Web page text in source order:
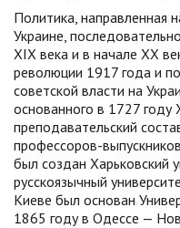
Политика, направленная
Украине,
XIX века и в начале XX
революции 1917 года и
советской власти на
основанного в 1727 году
преподавательский
профессоров-
был создан Харьковский
русскоязычный
Киеве был основан
1865 году в Одессе —